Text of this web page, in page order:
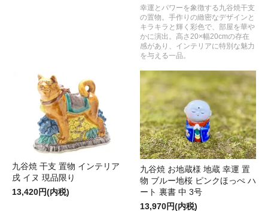
幸運とパワーを象徴する九谷焼干支
の置物。手作りの緻密なデザインと
キラキラと輝く彩色で、部屋を華や
かに演出。高さ20×幅20cmの存在
感があり、インテリアに特別な魅力
を与える一品。
九谷焼 干支 置物 インテリア
戌 イヌ 現品限り
13,420円(内税)
九谷焼 お地蔵様 地蔵 幸運 置
物 ブルー地桜 ピンクほっぺ ハ
ート 裏書 中 3号
13,970円(内税)